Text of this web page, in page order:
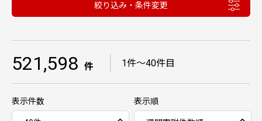
絞り込み・条件変更
521,598 件 1件〜40件目
表示件数 表示順